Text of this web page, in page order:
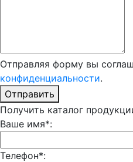
Отправляя форму вы
конфиденциальности.
Отправить
Получить каталог
Ваше имя*:
Телефон*: